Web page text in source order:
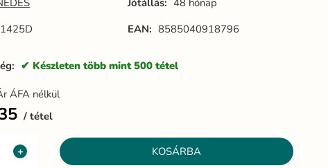
Jótállás: 48 hónap
EAN: 8585040918796
Készleten több mint 500 tétel
ÁFA nélkül
tétel